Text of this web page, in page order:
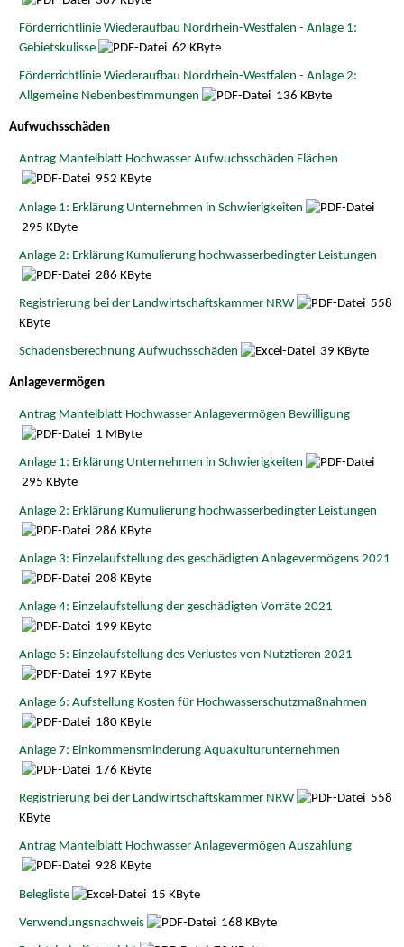
Förderrichtlinie Wiederaufbau Nordrhein-Westfalen - Anlage 1:
Gebietskulisse
62 KByte
Förderrichtlinie Wiederaufbau Nordrhein-Westfalen - Anlage 2:
Allgemeine Nebenbestimmungen
136 KByte
Aufwuchsschäden
Antrag Mantelblatt Hochwasser Aufwuchsschäden Flächen
952 KByte
Anlage 1: Erklärung Unternehmen in Schwierigkeiten
295 KByte
Anlage 2: Erklärung Kumulierung hochwasserbedingter Leistungen
286 KByte
Registrierung bei der Landwirtschaftskammer NRW
558
KByte
Schadensberechnung Aufwuchsschäden 39 KByte
Anlagevermögen
Antrag Mantelblatt Hochwasser Anlagevermögen Bewilligung
1 MByte
Anlage 1: Erklärung Unternehmen in Schwierigkeiten
295 KByte
Anlage 2: Erklärung Kumulierung hochwasserbedingter Leistungen
286 KByte
Anlage 3: Einzelaufstellung des geschädigten Anlagevermögens 2021
208 KByte
Anlage 4: Einzelaufstellung der geschädigten Vorräte 2021
199 KByte
Anlage 5: Einzelaufstellung des Verlustes von Nutztieren 2021
197 KByte
Anlage 6: Aufstellung Kosten für Hochwasserschutzmaßnahmen
180 KByte
Anlage 7: Einkommensminderung Aquakulturunternehmen
176 KByte
Registrierung bei der Landwirtschaftskammer NRW
558
KByte
Antrag Mantelblatt Hochwasser Anlagevermögen Auszahlung
928 KByte
Belegliste 15 KByte
Verwendungsnachweis 168 KByte